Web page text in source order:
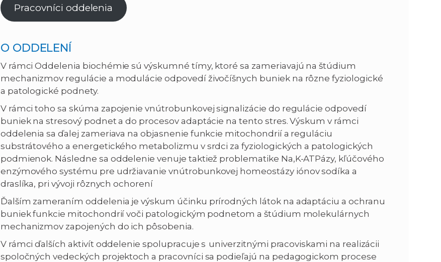
Pracovníci oddelenia
O ODDELENÍ
V rámci Oddelenia biochémie sú výskumné tímy, ktoré sa zameriavajú na štúdium
mechanizmov regulácie a modulácie odpovedí živočíšnych buniek na rôzne fyziologické
a patologické podnety.
V rámci toho sa skúma zapojenie vnútrobunkovej signalizácie do regulácie odpovedí
buniek na stresový podnet a do procesov adaptácie na tento stres. Výskum v rámci
oddelenia sa ďalej zameriava na objasnenie funkcie mitochondrií a reguláciu
substrátového a energetického metabolizmu v srdci za fyziologických a patologických
podmienok. Následne sa oddelenie venuje taktiež problematike Na,K-ATPázy, kľúčového
enzýmového systému pre udržiavanie vnútrobunkovej homeostázy iónov sodíka a
draslíka, pri vývoji rôznych ochorení
Ďalším zameraním oddelenia je výskum účinku prírodných látok na adaptáciu a ochranu
buniek funkcie mitochondrií voči patologickým podnetom a štúdium molekulárnych
mechanizmov zapojených do ich pôsobenia.
V rámci ďalších aktivít oddelenie spolupracuje s univerzitnými pracoviskami na realizácii
spoločných vedeckých projektoch a pracovníci sa podieľajú na pedagogickom procese